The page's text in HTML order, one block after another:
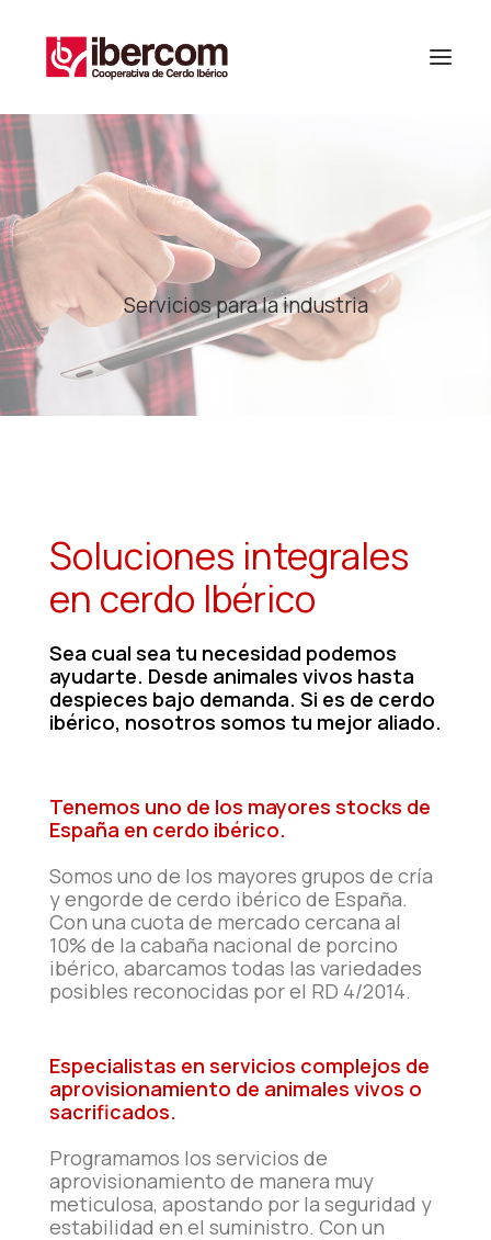
Servicios para la industria
Soluciones integrales
en cerdo Ibérico
Sea cual sea tu necesidad podemos
ayudarte. Desde animales vivos hasta
despieces bajo demanda. Si es de cerdo
ibérico, nosotros somos tu mejor aliado.
Tenemos uno de los mayores stocks de
España en cerdo ibérico.
Somos uno de los mayores grupos de cría
y engorde de cerdo ibérico de España.
Con una cuota de mercado cercana al
10% de la cabaña nacional de porcino
ibérico, abarcamos todas las variedades
posibles reconocidas por el RD 4/2014.
Especialistas en servicios complejos de
aprovisionamiento de animales vivos o
sacrificados.
Programamos los servicios de
aprovisionamiento de manera muy
meticulosa, apostando por la seguridad y
estabilidad en el suministro. Con un